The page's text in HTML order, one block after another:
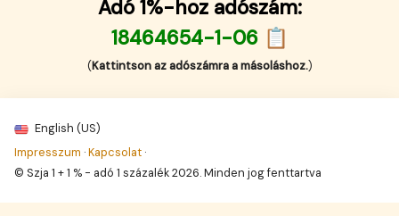
Adó 1%-hoz adószám:
18464654-1-06 📋
(Kattintson az adószámra a másoláshoz.)
English (US)
Impresszum ·Kapcsolat ·
© Szja 1 + 1 % - adó 1 százalék 2026. Minden jog fenttartva